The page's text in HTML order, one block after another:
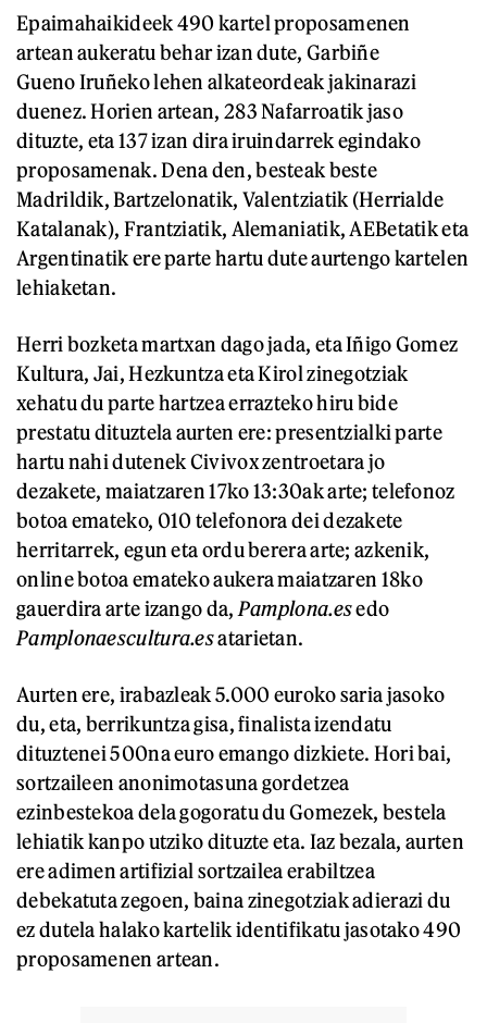
Epaimahaikideek 490 kartel proposamenen
artean aukeratu behar izan dute, Garbiñe
Gueno Iruñeko lehen alkateordeak jakinarazi
duenez. Horien artean, 283 Nafarroatik jaso
dituzte, eta 137 izan dira iruindarrek egindako
proposamenak. Dena den, besteak beste
Madrildik, Bartzelonatik, Valentziatik (Herrialde
Katalanak), Frantziatik, Alemaniatik, AEBetatik eta
Argentinatik ere parte hartu dute aurtengo kartelen
lehiaketan.
Herri bozketa martxan dago jada, eta Iñigo Gomez
Kultura, Jai, Hezkuntza eta Kirol zinegotziak
xehatu du parte hartzea errazteko hiru bide
prestatu dituztela aurten ere: presentzialki parte
hartu nahi dutenek Civivox zentroetara jo
dezakete, maiatzaren 17ko 13:30ak arte; telefonoz
botoa emateko, 010 telefonora dei dezakete
herritarrek, egun eta ordu berera arte; azkenik,
online botoa emateko aukera maiatzaren 18ko
gauerdira arte izango da, Pamplona.esedo
Pamplonaescultura.esatarietan.
Aurten ere, irabazleak 5.000 euroko saria jasoko
du, eta, berrikuntza gisa, finalista izendatu
dituztenei 500na euro emango dizkiete. Hori bai,
sortzaileen anonimotasuna gordetzea
ezinbestekoa dela gogoratu du Gomezek, bestela
lehiatik kanpo utziko dituzte eta. Iaz bezala, aurten
ere adimen artifizial sortzailea erabiltzea
debekatuta zegoen, baina zinegotziak adierazi du
ez dutela halako kartelik identifikatu jasotako 490
proposamenen artean.